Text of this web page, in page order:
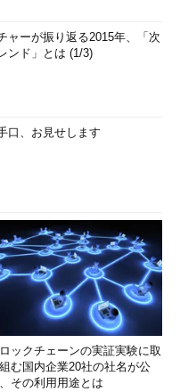
ャーが振り返る2015年、「次
ンド」とは (1/3)
口、お見せします
ックチェーンの実証実験に取
む国内企業20社の社名が公
その利用用途とは